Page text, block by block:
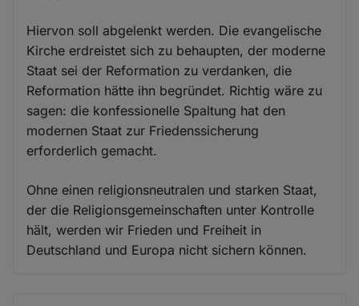
Hiervon soll abgelenkt werden. Die evangelische
Kirche erdreistet sich zu behaupten, der moderne
Staat sei der Reformation zu verdanken, die
Reformation hätte ihn begründet. Richtig wäre zu
sagen: die konfessionelle Spaltung hat den
modernen Staat zur Friedenssicherung
erforderlich gemacht.
Ohne einen religionsneutralen und starken Staat,
der die Religionsgemeinschaften unter Kontrolle
hält, werden wir Frieden und Freiheit in
Deutschland und Europa nicht sichern können.